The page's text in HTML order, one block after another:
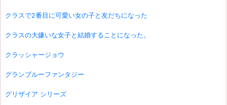
クラスで2番目に可愛い女の子と友だちになった
クラスの大嫌いな女子と結婚することになった。
クラッシャージョウ
グランブルーファンタジー
グリザイア シリーズ